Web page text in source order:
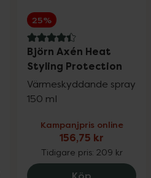
Moisture Shampoo, 156.75
25%
4.4 av 5 i omdöme
Björn Axén Heat
Styling Protection
Värmeskyddande spray
150 ml
Kampanjpris online
156,75 kr
Tidigare pris: 209 kr
Björn